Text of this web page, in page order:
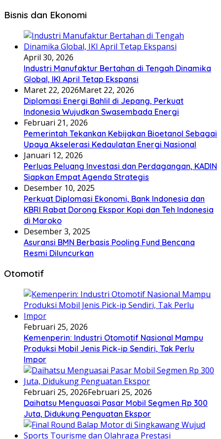
Bisnis dan Ekonomi
April 30, 2026
Industri Manufaktur Bertahan di Tengah Dinamika
Global, IKI April Tetap Ekspansi
Maret 22, 2026Maret 22, 2026
Diplomasi Energi Bahlil di Jepang, Perkuat
Indonesia Wujudkan Swasembada Energi
Februari 21, 2026
Pemerintah Tekankan Kebijakan Bioetanol Sebagai
Upaya Akselerasi Kedaulatan Energi Nasional
Januari 12, 2026
Perluas Peluang Investasi dan Perdagangan, KADIN
Siapkan Empat Agenda Strategis
Desember 10, 2025
Perkuat Diplomasi Ekonomi, Bank Indonesia dan
KBRI Rabat Dorong Ekspor Kopi dan Teh Indonesia
di Maroko
Desember 3, 2025
Asuransi BMN Berbasis Pooling Fund Bencana
Resmi Diluncurkan
Otomotif
Februari 25, 2026
Kemenperin: Industri Otomotif Nasional Mampu
Produksi Mobil Jenis Pick-ip Sendiri, Tak Perlu
Impor
Februari 25, 2026Februari 25, 2026
Daihatsu Menguasai Pasar Mobil Segmen Rp 300
Juta, Didukung Penguatan Ekspor